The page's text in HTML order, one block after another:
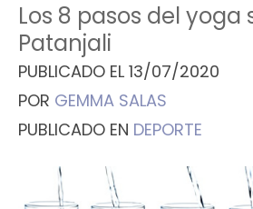
Los 8 pasos del yoga
Patanjali
PUBLICADO EL 13/07/2020
POR GEMMA SALAS
PUBLICADO EN DEPORTE